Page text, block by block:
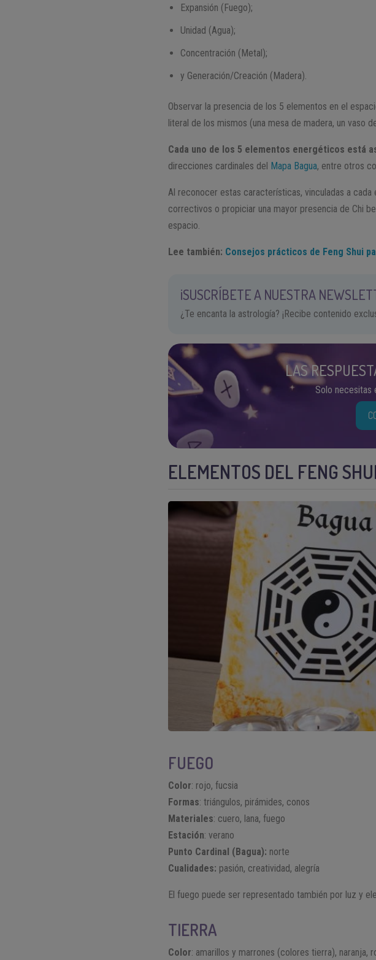
Expansión (Fuego);
Unidad (Agua);
Concentración (Metal);
y Generación/Creación (Madera).
Observar la presencia de los 5 elementos en el
literal de los mismos (una mesa de madera, un vaso
Cada uno de los 5 elementos energéticos está
direcciones cardinales del Mapa Bagua, entre otros
Al reconocer estas características, vinculadas a
correctivos o propiciar una mayor presencia de Chi
espacio.
Lee también: Consejos prácticos de Feng Shui
¡SUSCRÍBETE A NUESTRA
¿Te encanta la astrología? ¡Recibe contenido
LAS
Solo necesitas
ELEMENTOS DEL FENG
FUEGO
Color: rojo, fucsia
Formas: triángulos, pirámides, conos
Materiales: cuero, lana, fuego
Estación: verano
Punto Cardinal (Bagua): norte
Cualidades: pasión, creatividad, alegría
El fuego puede ser representado también por luz y
TIERRA
Color: amarillos y marrones (colores tierra), naranja,